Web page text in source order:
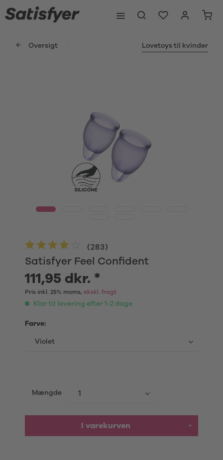
Oversigt Lovetoys til kvinder
Satisfyer Feel Confident
(283)
111,95 dkr. *
Pris inkl. 25% moms, ekskl. fragt
Klar til levering efter 1-2 dage
Farve:
Mængde
I varekurven